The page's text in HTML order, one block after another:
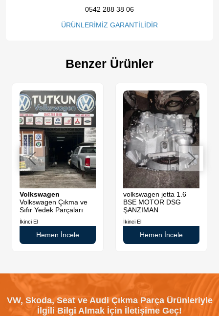
0542 288 38 06
ÜRÜNLERİMİZ GARANTİLİDİR
Benzer Ürünler
Volkswagen
Volkswagen Çıkma ve
Sıfır Yedek Parçaları
İkinci El
Hemen İncele
volkswagen jetta 1.6
BSE MOTOR DSG
ŞANZIMAN
İkinci El
Hemen İncele
VW, Skoda, Seat ve Audi Çıkma Parça Ürünleriyle
İlgili Bilgi Almak İçin İletişime Geç!